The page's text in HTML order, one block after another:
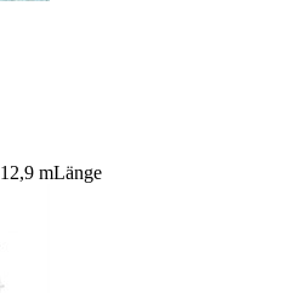
12,9 mLänge